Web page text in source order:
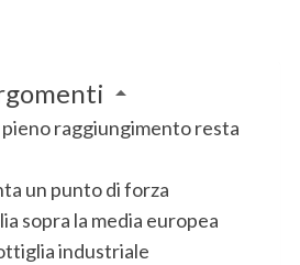
pieno raggiungimento resta
un punto di forza
sopra la media europea
industriale